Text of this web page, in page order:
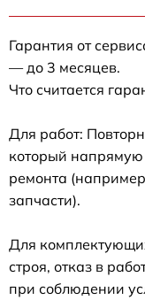
Гарантия от
— до 3 месяцев.
Что считается
Для работ:
который напрямую
ремонта
запчасти).
Для
строя, отказ в
при соблюдении